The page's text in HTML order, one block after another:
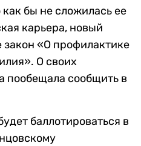
бы не сложилась ее
карьера, новый
«О профилактике
О своих
пообещала сообщить в
баллотироваться в